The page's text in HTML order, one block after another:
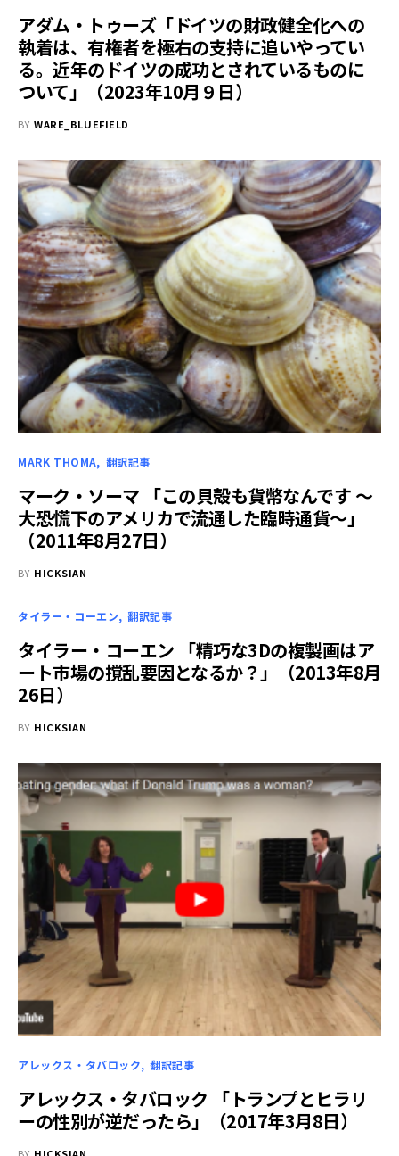
アダム・トゥーズ「ドイツの財政健全化への
執着は、有権者を極右の支持に追いやってい
る。近年のドイツの成功とされているものに
ついて」（2023年10月９日）
BY WARE_BLUEFIELD
MARK THOMA 翻訳記事
マーク・ソーマ 「この貝殻も貨幣なんです ～
大恐慌下のアメリカで流通した臨時通貨～」
（2011年8月27日）
BY HICKSIAN
タイラー・コーエン 翻訳記事
タイラー・コーエン 「精巧な3Dの複製画はア
ート市場の撹乱要因となるか？」（2013年8月
26日）
BY HICKSIAN
アレックス・タバロック 翻訳記事
アレックス・タバロック 「トランプとヒラリ
ーの性別が逆だったら」（2017年3月8日）